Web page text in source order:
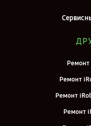
Ремонт
Ремонт
Ремонт
Ремонт